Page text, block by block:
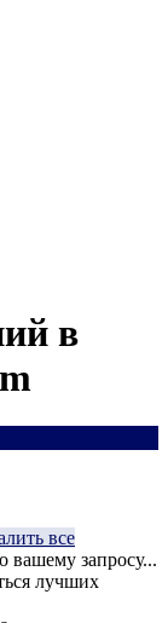
в
все
вашему запросу...
лучших